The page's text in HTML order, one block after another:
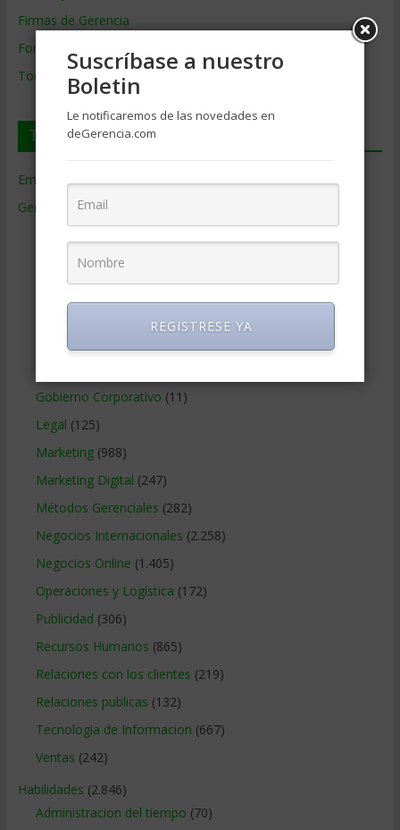
Firmas de Gerencia
Formación de Gerencia
Todos los Temas
Temas de Gerencia
Empresas de Gerencia(38)
Gerencia
(9.481)
Ciencias Económicas(80)
Contabilidad(466)
Educacion Gerencial(454)
Gobierno Corporativo (11)
Legal (125)
Marketing(988)
Marketing Digital (247)
Métodos Gerenciales (282)
Negocios Internacionales (2.258)
Negocios Online (1.405)
Operaciones y Logística (172)
Publicidad (306)
Recursos Humanos (865)
Relaciones con los clientes (219)
Relaciones publicas (132)
Tecnologia de Informacion (667)
Ventas (242)
Habilidades (2.846)
Administracion del tiempo (70)
Suscríbase a nuestro
Boletin
Le notificaremos de las novedades en
deGerencia.com
REGISTRESE YA